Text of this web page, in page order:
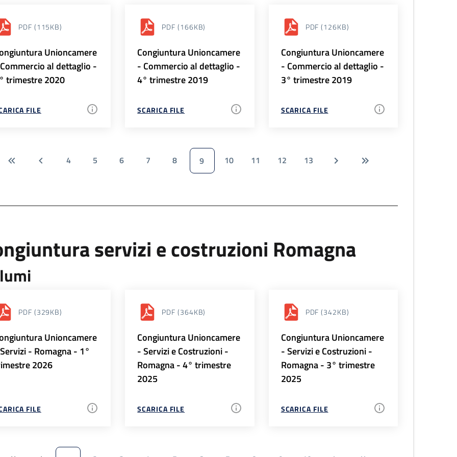
PDF (115KB)
Unioncamere
al dettaglio -
trimestre 2020
FILE
PDF (166KB)
Congiuntura Unioncamere
- Commercio al dettaglio -
4° trimestre 2019
SCARICA FILE
PDF (126KB)
Congiuntura Unioncamere
- Commercio al dettaglio -
3° trimestre 2019
SCARICA FILE
4 5 6 7 8 9 10 11 12 13
servizi e costruzioni Romagna
PDF (329KB)
Unioncamere
- Romagna - 1°
2026
FILE
PDF (364KB)
Congiuntura Unioncamere
- Servizi e Costruzioni -
Romagna - 4° trimestre
2025
SCARICA FILE
PDF (342KB)
Congiuntura Unioncamere
- Servizi e Costruzioni -
Romagna - 3° trimestre
2025
SCARICA FILE